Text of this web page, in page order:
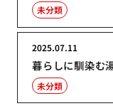
未分類
暮らしに馴染む
2025.07.11
未分類